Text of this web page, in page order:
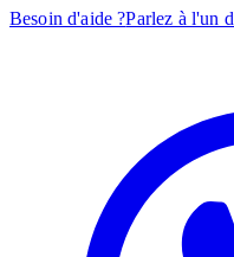
Besoin d'aide ?Parlez à l'un